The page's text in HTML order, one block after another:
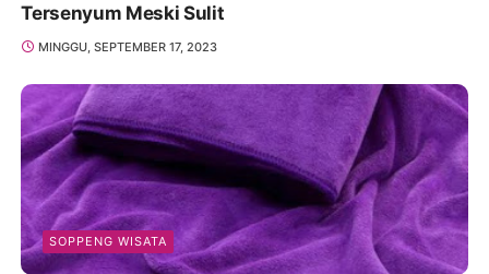
Tersenyum Meski Sulit
MINGGU, SEPTEMBER 17, 2023
SOPPENG WISATA